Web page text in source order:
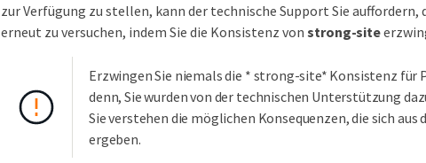
zur Verfügung zu stellen, kann der technische Support Sie
erneut zu versuchen, indem Sie die Konsistenz von strong-site
Erzwingen Sie niemals die * strong-site* Konsistenz für
denn, Sie wurden von der technischen Unterstützung
Sie verstehen die möglichen Konsequenzen, die sich aus
ergeben.